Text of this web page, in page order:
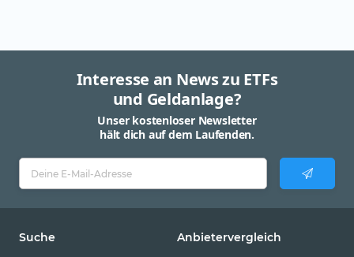
Interesse an News zu ETFs
und Geldanlage?
Unser kostenloser Newsletter
hält dich auf dem Laufenden.
Suche Anbietervergleich